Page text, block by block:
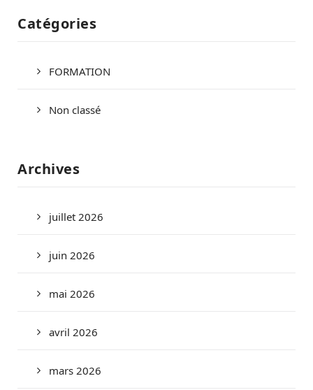
Catégories
FORMATION
Non classé
Archives
juillet 2026
juin 2026
mai 2026
avril 2026
mars 2026